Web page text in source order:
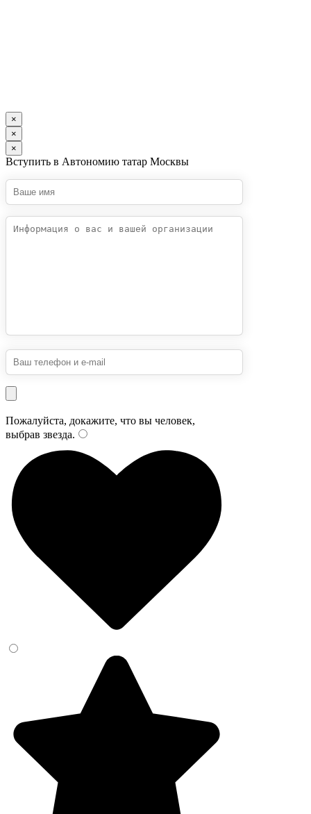
×
×
×
Вступить в Автономию татар Москвы
Пожалуйста, докажите, что вы человек,
выбрав звезда.